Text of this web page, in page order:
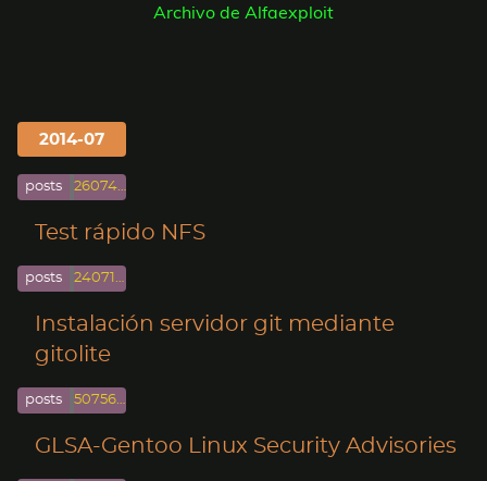
Archivo de Alfaexploit
2014-07
posts 260748-07-267
Test rápido NFS
posts 240719-07-247
Instalación servidor git mediante
gitolite
posts 50756-07-57
GLSA-Gentoo Linux Security Advisories